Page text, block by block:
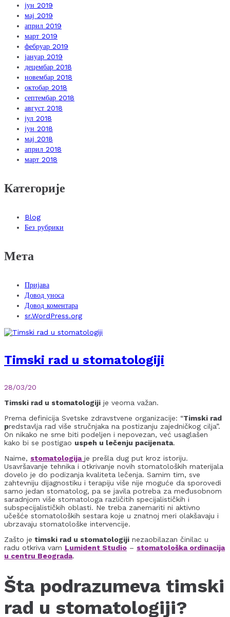
јун 2019
мај 2019
април 2019
март 2019
фебруар 2019
јануар 2019
децембар 2018
новембар 2018
октобар 2018
септембар 2018
август 2018
јул 2018
јун 2018
мај 2018
април 2018
март 2018
Категорије
Blog
Без рубрики
Мета
Пријава
Довод уноса
Довод коментара
sr.WordPress.org
Timski rad u stomatologiji
28/03/20
Timski rad u stomatologiji je veoma važan.
Prema definicija Svetske zdravstvene organizacije: “Timski rad
predstavlja rad više stručnjaka na postizanju zajedničkog cilja”.
On nikako ne sme biti podeljen i nepovezan, već usaglašen
kako bi se postigao uspeh u lečenju pacijenata.
Naime, stomatologija je prešla dug put kroz istoriju.
Usavršavanje tehnika i otkrivanje novih stomatoloških materijala
dovelo je do podizanja kvaliteta lečenja. Samim tim, sve
zahtevniju dijagnostiku i terapiju više nije moguće da sporovedi
samo jedan stomatolog, pa se javila potreba za međusobnom
saradnjom više stomatologa različitih specijalističkih i
subspecijalističkih oblasti. Ne treba zanemariti ni aktivno
učešće stomatoloških sestara koje u znatnoj meri olakšavaju i
ubrzavaju stomatološke intervencije.
Zašto je timski rad u stomatologiji nezaobilazan činilac u
radu otkriva vam Lumident Studio – stomatološka ordinacija
u centru Beograda.
Šta podrazumeva timski
rad u stomatologiji?